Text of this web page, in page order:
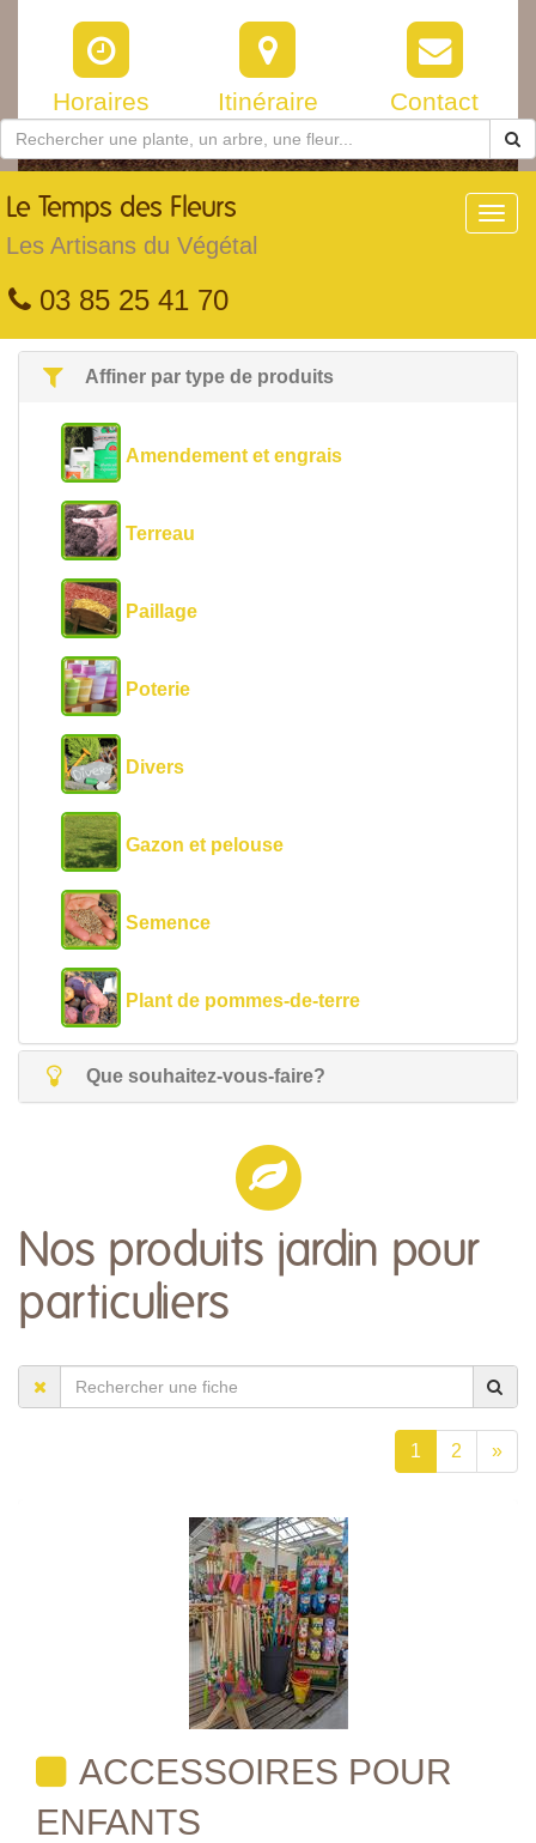
Horaires Itinéraire Contact
Le Temps des Fleurs
Les Artisans du Végétal
03 85 25 41 70
Affiner par type de produits
Amendement et engrais
Terreau
Paillage
Poterie
Divers
Gazon et pelouse
Semence
Plant de pommes-de-terre
Que souhaitez-vous-faire?
Nos produits jardin pour
particuliers
1 2 »
ACCESSOIRES POUR
ENFANTS